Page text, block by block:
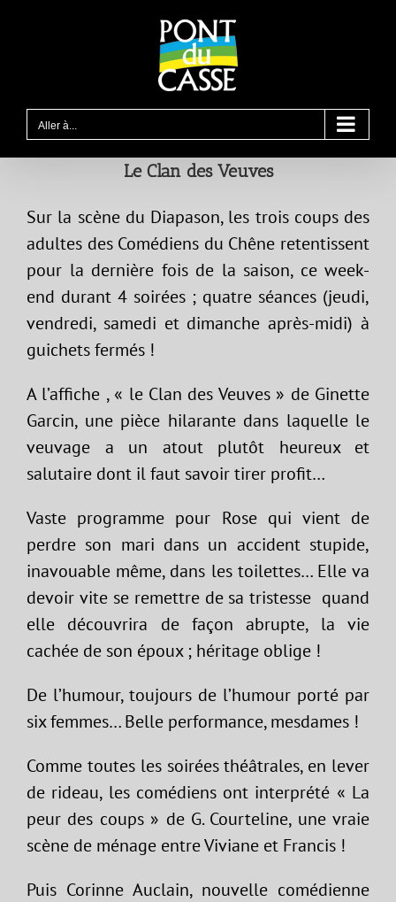
Aller à...
Le Clan des Veuves
Sur la scène du Diapason, les trois coups des
adultes des Comédiens du Chêne retentissent
pour la dernière fois de la saison, ce week-
end durant 4 soirées ; quatre séances (jeudi,
vendredi, samedi et dimanche après-midi) à
guichets fermés !
A l’affiche , « le Clan des Veuves » de Ginette
Garcin, une pièce hilarante dans laquelle le
veuvage a un atout plutôt heureux et
salutaire dont il faut savoir tirer profit…
Vaste programme pour Rose qui vient de
perdre son mari dans un accident stupide,
inavouable même, dans les toilettes… Elle va
devoir vite se remettre de sa tristesse quand
elle découvrira de façon abrupte, la vie
cachée de son époux ; héritage oblige !
De l’humour, toujours de l’humour porté par
six femmes… Belle performance, mesdames !
Comme toutes les soirées théâtrales, en lever
de rideau, les comédiens ont interprété « La
peur des coups » de G. Courteline, une vraie
scène de ménage entre Viviane et Francis !
Puis Corinne Auclain, nouvelle comédienne